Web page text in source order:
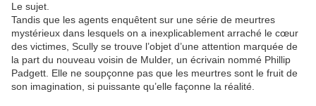
Le sujet.
Tandis que les agents enquêtent sur une série de meurtres
mystérieux dans lesquels on a inexplicablement arraché le cœur
des victimes, Scully se trouve l’objet d’une attention marquée de
la part du nouveau voisin de Mulder, un écrivain nommé Phillip
Padgett. Elle ne soupçonne pas que les meurtres sont le fruit de
son imagination, si puissante qu’elle façonne la réalité.